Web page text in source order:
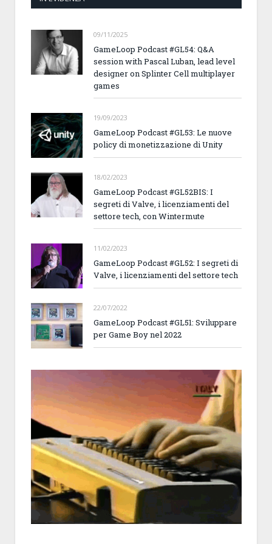
09/11/2025
GameLoop Podcast #GL54: Q&A
session with Pascal Luban, lead level
designer on Splinter Cell multiplayer
games
19/09/2023
GameLoop Podcast #GL53: Le nuove
policy di monetizzazione di Unity
18/02/2023
GameLoop Podcast #GL52BIS: I
segreti di Valve, i licenziamenti del
settore tech, con Wintermute
11/02/2023
GameLoop Podcast #GL52: I segreti di
Valve, i licenziamenti del settore tech
22/07/2022
GameLoop Podcast #GL51: Sviluppare
per Game Boy nel 2022